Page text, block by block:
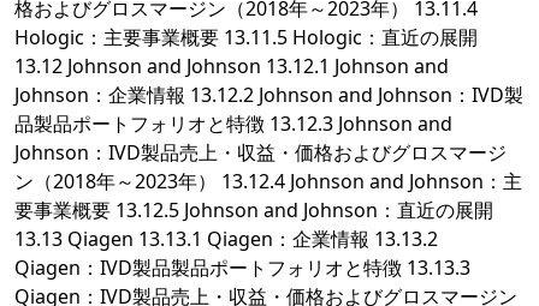
格およびグロスマージン（2018年～2023年） 13.11.4
Hologic：主要事業概要 13.11.5 Hologic：直近の展開
13.12 Johnson and Johnson 13.12.1 Johnson and
Johnson：企業情報 13.12.2 Johnson and Johnson：IVD製
品製品ポートフォリオと特徴 13.12.3 Johnson and
Johnson：IVD製品売上・収益・価格およびグロスマージ
ン（2018年～2023年） 13.12.4 Johnson and Johnson：主
要事業概要 13.12.5 Johnson and Johnson：直近の展開
13.13 Qiagen 13.13.1 Qiagen：企業情報 13.13.2
Qiagen：IVD製品製品ポートフォリオと特徴 13.13.3
Qiagen：IVD製品売上・収益・価格およびグロスマージン